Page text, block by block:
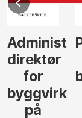
direktør
for
på